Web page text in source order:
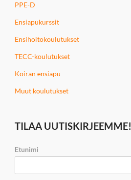
PPE-D
Ensiapukurssit
Ensihoitokoulutukset
TECC-koulutukset
Koiran ensiapu
Muut koulutukset
TILAA UUTISKIRJEEMME!
Etunimi